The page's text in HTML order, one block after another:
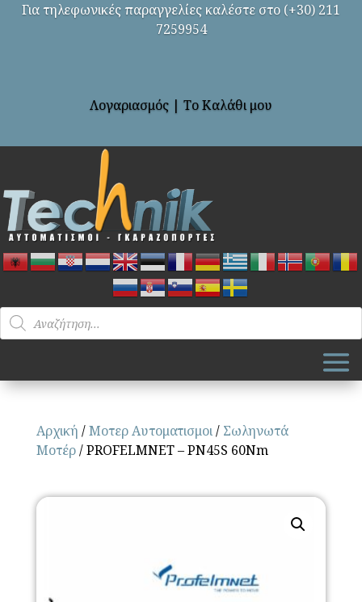
Για τηλεφωνικές παραγγελίες καλέστε στο (+30) 211
7259954
Λογαριασμός | Το Καλάθι μου
Products
search
Αρχική /Μοτερ Αυτοματισμοι/ Σωληνωτά
Μοτέρ/ PROFELMNET – PN45S 60Nm